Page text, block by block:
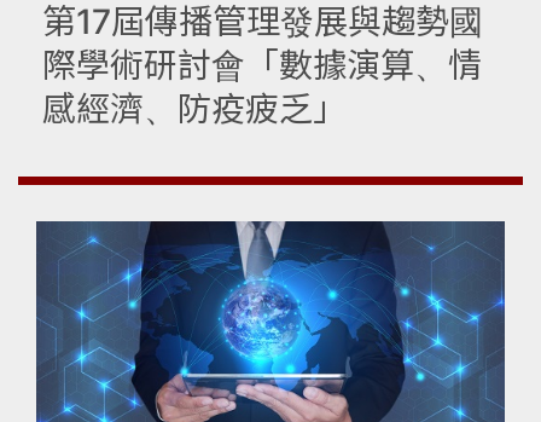
第17屆傳播管理發展與趨勢國
際學術研討會「數據演算、情
感經濟、防疫疲乏」